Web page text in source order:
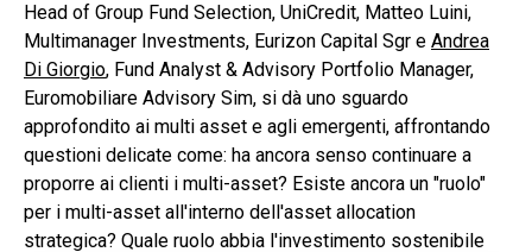
Head of Group Fund Selection, UniCredit, Matteo Luini,
Multimanager Investments, Eurizon Capital Sgr e Andrea
Di Giorgio, Fund Analyst & Advisory Portfolio Manager,
Euromobiliare Advisory Sim, si dà uno sguardo
approfondito ai multi asset e agli emergenti, affrontando
questioni delicate come: ha ancora senso continuare a
proporre ai clienti i multi-asset? Esiste ancora un "ruolo"
per i multi-asset all'interno dell'asset allocation
strategica? Quale ruolo abbia l'investimento sostenibile